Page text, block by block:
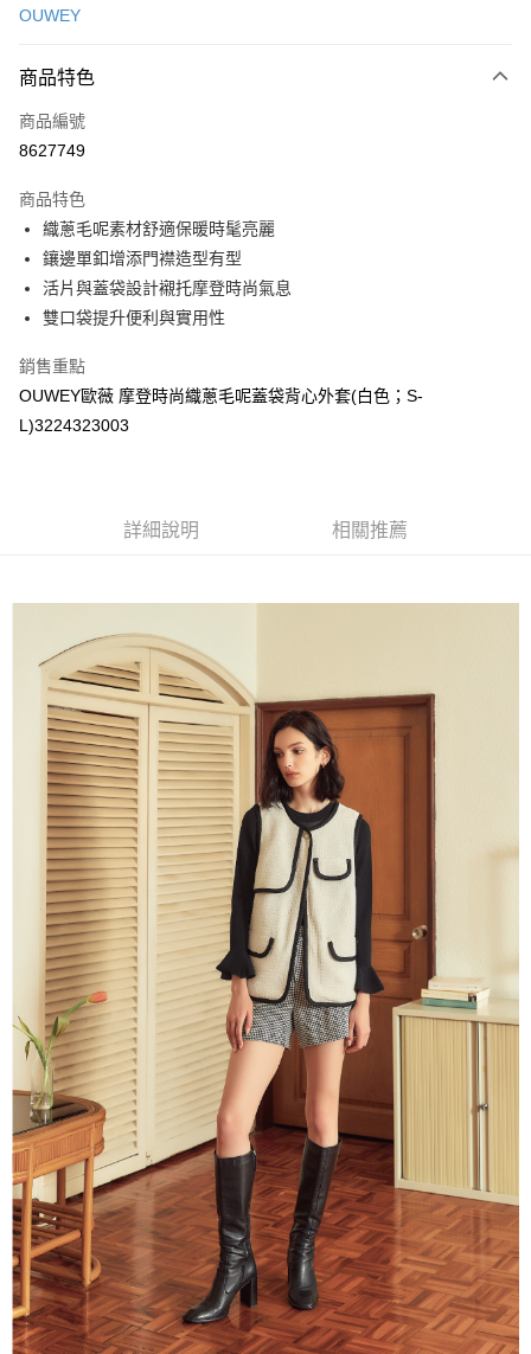
3 期 0 利率 每期
合作金庫商業銀行
上海商業儲蓄銀行
臺灣中小企業銀行
匯豐（台灣）商業銀行
聯邦商業銀行
元大商業銀行
永豐商業銀行
玉山商業銀行
台灣樂天信用卡公司
超商取貨付款
LINE Pay
Apple Pay
街口支付
悠遊付
大哥付你分期
【大哥付你分期使用說明】
3.實際核准額度、可分期數及費用金額請依後續交易確認頁面所載為準。
法說明評估內容。
1.分期款項不併入電信帳單，「大哥付你分期」於每月結算日後寄送繳費提
醒簡訊。
2.透過簡訊連結打開帳單後，可選擇「超商條碼／台灣大直營門市／銀行轉
帳／街口支付／iPASS MONEY」等通路繳費。
【注意事項】
1.本服務係由「台灣大哥大股份有限公司」（以下簡稱本公司）所提供，讓
用戶於交易時，得透過本服務購買商品或服務，並由商店將買賣／分期付款
買賣價金債權讓與本公司後，依約使用本公司帳單繳交帳款。
2.基於同意付款使用「大哥付你分期」之契約關係目的，商店將以您的個人
資料（包含姓名、電話或地址）提供予台灣大哥大進項蒐集、處理及利用，
由本公司與您本人進行分期帳單所需資料之確認、核對及更正。
3.完整用戶服務條款，請詳閱以下連結：
https://oppay.tw/userRule
AFTEE先享後付是「在收到商品之後才付款」的支付方式。 讓您購物簡單
【「AFTEE先享後付」結帳流程】
１．於結帳方式選擇「AFTEE先享後付」後，將跳轉至「AFTEE先享後付」
結帳頁面，進行簡訊認證並確認金額後，即可完成結帳。
２．訂單成立數日內，您將收到繳費通知簡訊。
３．收到繳費通知簡訊後14天內，點擊此簡訊中的連結，可透過四大超商／
ATM／網路銀行／等多元方式進行付款，方視為交易完成。
※ 請注意：結帳手續完成當下不需立刻繳費，但若您需要取消訂單，請聯絡
購買商品的店家。未經商家同意取消之訂單仍視為有效，需透過AFTEE先享
後付繳納相關費用。
※ 交易是否成功請以「AFTEE先享後付 」之結帳頁面顯示為準，若有關於
是否繳費成功／繳費後需取消欲退款等相關疑問，請聯繫「AFTEE先享後付
客戶支援中心」https://netprotections.freshdesk.com/support/home
【注意事項】
１．透過由恩沛科技股份有限公司提供之「AFTEE先享後付」服務完成之交
易，需依本服務之必要範圍內提供個人資料，並將交易相關給付款項請求債
權轉讓予恩沛科技股份有限公司。
２．關於個人資料處理事宜，請瀏覽以下網址：
https://aftee.tw/terms/#terms3
３．未成年的使用者請事先徵得法定代理人或監護人之同意方可使用
「AFTEE先享後付」，若未經同意申辦者引起之損失，本公司不負相關責
任。
４．使用「AFTEE先享後付」時，將依據個別帳號之用戶狀況，依本公司即
時審查核予不同之上限額度；若仍有額度不足之情形，本公司將視審查結果
請求用戶進行身份認證。
５．嚴禁一人註冊多個帳號或使用他人資訊註冊。若發現惡意使用之情形，
恩沛科技股份有限公司將有權停止該用戶之使用額度並採取法律行動。
付款後全家取貨
每筆NT$120，滿NT$2,500(含以上)免運費
萊爾富取貨付款
每筆NT$120，滿NT$2,500(含以上)免運費
付款後萊爾富取貨
每筆NT$120，滿NT$2,500(含以上)免運費
7-11取貨付款
每筆NT$120，滿NT$2,500(含以上)免運費
付款後7-11取貨
每筆NT$120，滿NT$2,500(含以上)免運費
宅配
每筆NT$120，滿NT$2,500(含以上)免運費
宅配離島
每筆NT$120，滿NT$2,500(含以上)免運費
付款後門市自取
免運費
海外配送 查看運費
OUWEY
商品特色
商品編號
8627749
商品特色
織蔥毛呢素材舒適保暖時髦亮麗
鑲邊單釦增添門襟造型有型
活片與蓋袋設計襯托摩登時尚氣息
雙口袋提升便利與實用性
銷售重點
OUWEY歐薇 摩登時尚織蔥毛呢蓋袋背心外套(白色；S-
L)3224323003
詳細說明 相關推薦